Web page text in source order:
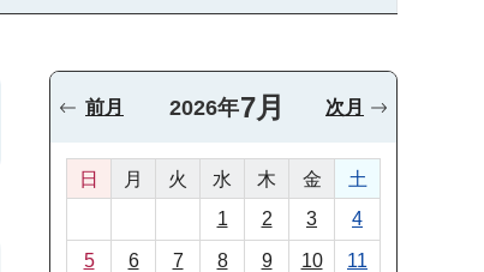
2026年7月
前月 次月
日 月 火 水 木 金
土
1
2 3 4
5 6 7 8 9 10 11